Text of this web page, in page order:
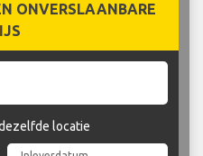
ONVERSLAANBARE
locatie